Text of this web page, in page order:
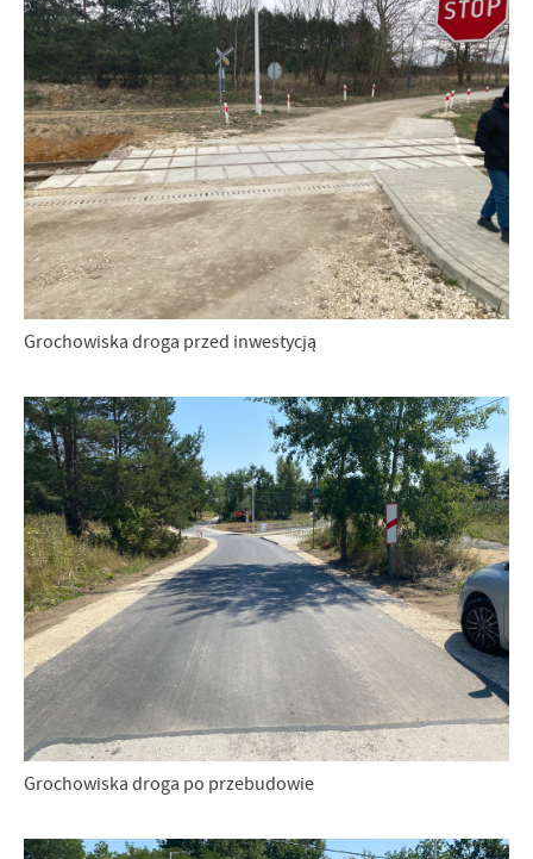
Grochowiska droga przed inwestycją
Grochowiska droga po przebudowie